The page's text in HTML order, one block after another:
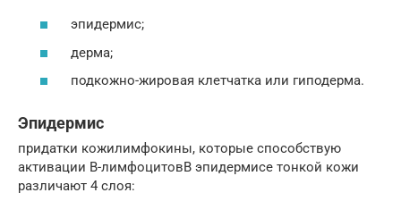
эпидермис;
дерма;
подкожно-жировая клетчатка или гиподерма.
Эпидермис
придатки кожилимфокины, которые способствую
активации В-лимфоцитовВ эпидермисе тонкой кожи
различают 4 слоя: